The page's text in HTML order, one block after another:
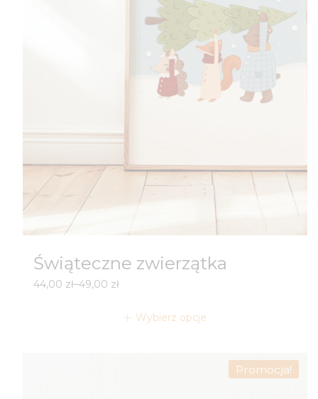
Świąteczne zwierzątka
44,00 zł–49,00 zł
Zakres
Wybierz opcje
Promocja!